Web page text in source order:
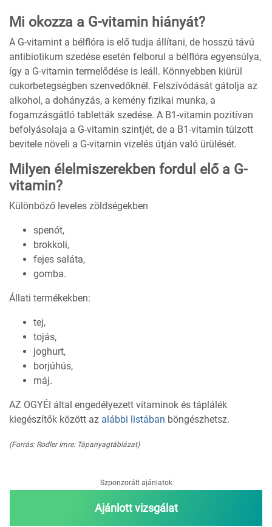
Mi okozza a G-vitamin hiányát?
A G-vitamint a bélflóra is elő tudja állítani, de hosszú távú
antibiotikum szedése esetén felborul a bélflóra egyensúlya,
így a G-vitamin termelődése is leáll. Könnyebben kiürül
cukorbetegségben szenvedőknél. Felszívódását gátolja az
alkohol, a dohányzás, a kemény fizikai munka, a
fogamzásgátló tabletták szedése. A B1-vitamin pozitívan
befolyásolaja a G-vitamin szintjét, de a B1-vitamin túlzott
bevitele növeli a G-vitamin vizelés útján való ürülését.
Milyen élelmiszerekben fordul elő a G-
vitamin?
Különböző leveles zöldségekben
spenót,
brokkoli,
fejes saláta,
gomba.
Állati termékekben:
tej,
tojás,
joghurt,
borjúhús,
máj.
AZ OGYÉI által engedélyezett vitaminok és táplálék
kiegészítők között az alábbi listában böngészhetsz.
(Forrás: Rodler Imre: Tápanyagtáblázat)
Ajánlott vizsgálat
Szponzorált ajánlatok